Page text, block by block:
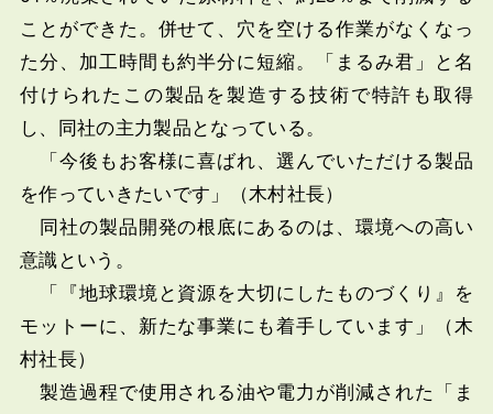
ことができた。併せて、穴を空ける作業がなくなっ
た分、加工時間も約半分に短縮。「まるみ君」と名
付けられたこの製品を製造する技術で特許も取得
し、同社の主力製品となっている。
「今後もお客様に喜ばれ、選んでいただける製品
を作っていきたいです」（木村社長）
同社の製品開発の根底にあるのは、環境への高い
意識という。
「『地球環境と資源を大切にしたものづくり』を
モットーに、新たな事業にも着手しています」（木
村社長）
製造過程で使用される油や電力が削減された「ま